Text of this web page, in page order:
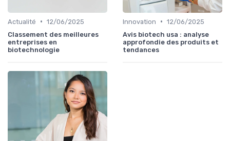
Actualité • 12/06/2025
Classement des meilleures
entreprises en
biotechnologie
Innovation • 12/06/2025
Avis biotech usa : analyse
approfondie des produits et
tendances